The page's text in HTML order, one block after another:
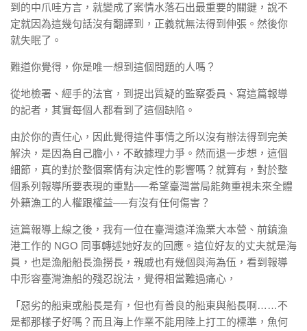
到的中爪哇方言，就變成了案情水落石出最重要的關鍵，說不
定就因為這幾句話沒有翻譯到，正義就無法得到伸張。然後你
就失眠了。
難道你覺得，你是唯一想到這個問題的人嗎？
從地檢署、經手的法官，到提出質疑的監察委員、寫這篇報導
的記者，其實每個人都看到了這個缺陷。
由於你的責任心，因此覺得這件事情之所以沒有辦法得到完美
解決，是因為自己膽小，不敢據理力爭。然而退一步想，這個
細節，真的對於整個案情有決定性的影響嗎？就算有，對於整
個系列報導所要表現的重點──希望臺灣當局能夠重視未來全體
外籍漁工的人權跟權益──有沒有任何傷害？
這篇報導上線之後，我有一位在臺灣遠洋漁業大本營、前鎮漁
港工作的 NGO 同事轉述她好友的回應。這位好友的丈夫就是海
員，也是漁船船長漁撈長，親戚也有幾個與海為伍，看到報導
中形容臺灣漁船的殘忍說法，覺得相當難過痛心，
「惡劣的船東或船長是有，但也有善良的船東與船長啊……不
是都那樣子好嗎？而且海上作業不能用陸上打工的標準，魚何